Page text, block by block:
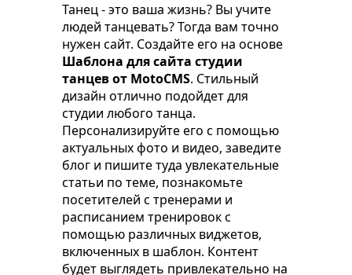
Танец - это ваша жизнь? Вы учите
людей танцевать? Тогда вам точно
нужен сайт. Создайте его на основе
Шаблона для сайта студии
танцев от MotoCMS. Стильный
дизайн отлично подойдет для
студии любого танца.
Персонализируйте его с помощью
актуальных фото и видео, заведите
блог и пишите туда увлекательные
статьи по теме, познакомьте
посетителей с тренерами и
расписанием тренировок с
помощью различных виджетов,
включенных в шаблон. Контент
будет выглядеть привлекательно на